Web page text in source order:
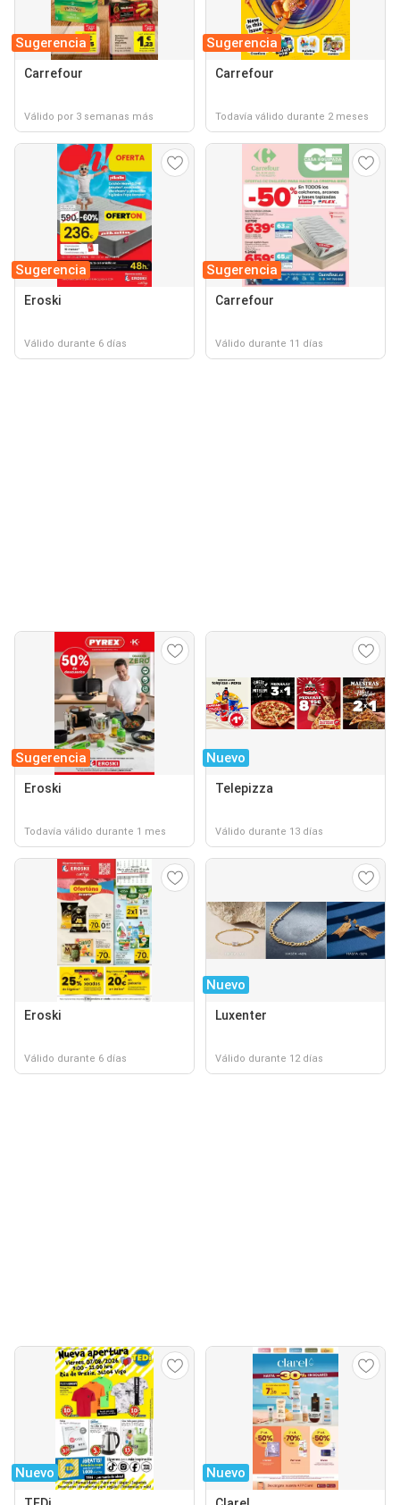
Sugerencia
Carrefour
Válido por 3 semanas más
Sugerencia
Carrefour
Todavía válido durante 2 meses
Sugerencia
Eroski
Válido durante 6 días
Sugerencia
Carrefour
Válido durante 11 días
Sugerencia
Eroski
Todavía válido durante 1 mes
Nuevo
Telepizza
Válido durante 13 días
Eroski
Válido durante 6 días
Nuevo
Luxenter
Válido durante 12 días
Nuevo Nuevo